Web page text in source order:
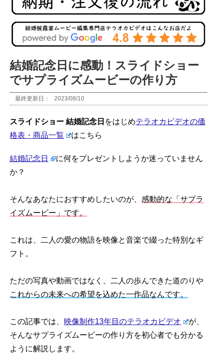
結婚記念日に感動！スライドショー
でサプライズムービーの作り方
最終更新日： 2023/08/10
スライドショー 結婚記念日 をはじめテラオカビデオの価
格表・商品一覧
はこちら
結婚記念日
に何をプレゼントしようか迷っていません
か？
そんなあなたにおすすめしたいのが、 感動的な「サプラ
イズムービー」です。
これは、二人の愛の物語を映像と音楽で綴った特別なギ
フト。
ただの写真や動画ではなく、二人の歩んできた道のりや
これからの未来への希望を込めた一作品なんです。
この記事では、 映像制作13年目のテラオカビデオ
が、
そんなサプライズムービーの作り方を初心者でも分かる
ように解説します。